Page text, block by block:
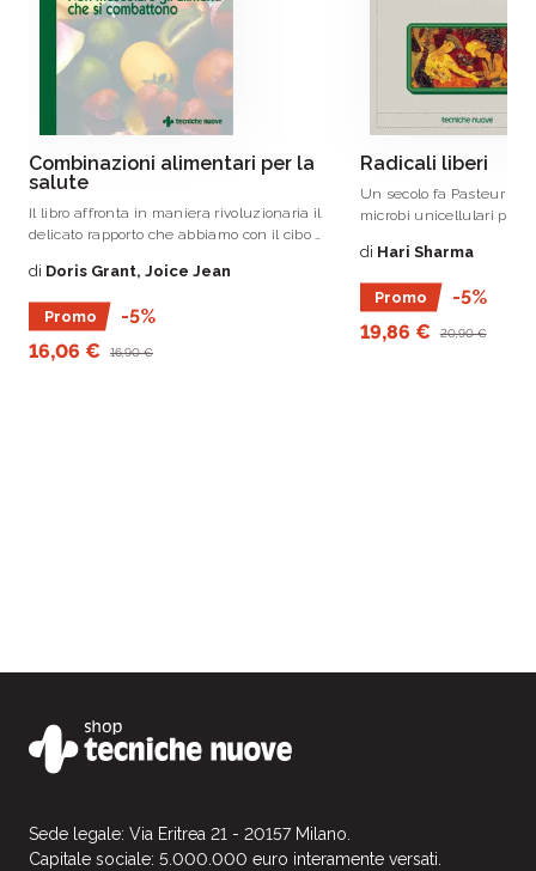
e di chiunque voglia accrescere le proprie
conoscenze e competenze
Combinazioni alimentari per la
salute
Il libro affronta in maniera rivoluzionaria il
delicato rapporto che abbiamo con il cibo e
americano William Howard Hay circa 75
anni fa.
di Doris Grant, Joice Jean
Promo
-5%
16,06 €
16,90 €
Radicali liberi
Un secolo fa Pasteur
microbi unicellulari
di Hari Sharma
Promo
-5%
19,86 €
20,90 €
Sede legale: Via Eritrea 21 - 20157 Milano.
Capitale sociale: 5.000.000 euro interamente versati.